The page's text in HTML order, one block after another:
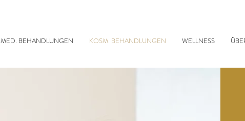
MED. BEHANDLUNGEN KOSM. BEHANDLUNGEN WELLNESS